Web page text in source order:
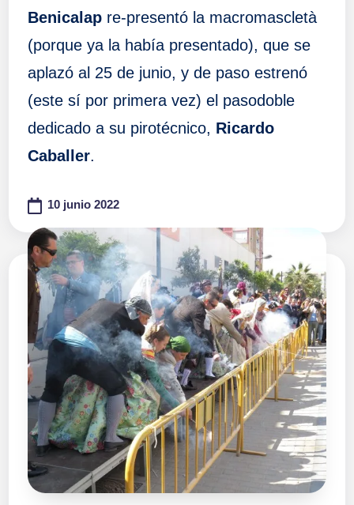
Benicalap re-presentó la macromascletà
(porque ya la había presentado), que se
aplazó al 25 de junio, y de paso estrenó
(este sí por primera vez) el pasodoble
dedicado a su pirotécnico, Ricardo
Caballer.
10 junio 2022